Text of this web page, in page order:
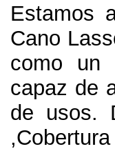
Estamos
Cano
como un
capaz de
de usos.
,